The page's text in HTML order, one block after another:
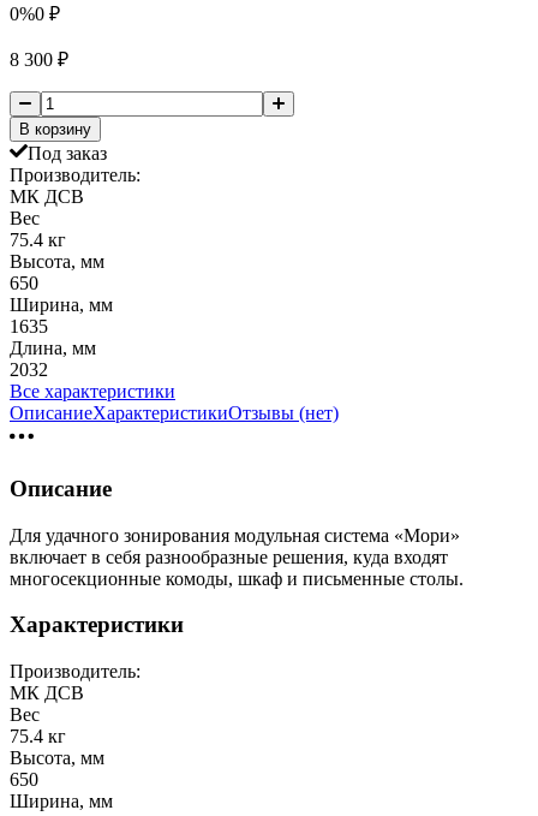
0%0 ₽
8 300 ₽
В корзину
Под заказ
Производитель:
МК ДСВ
Вес
75.4 кг
Высота, мм
650
Ширина, мм
1635
Длина, мм
2032
Все характеристики
ОписаниеХарактеристикиОтзывы (нет)
Описание
Для удачного зонирования модульная система «Мори»
включает в себя разнообразные решения, куда входят
многосекционные комоды, шкаф и письменные столы.
Характеристики
Производитель:
МК ДСВ
Вес
75.4 кг
Высота, мм
650
Ширина, мм